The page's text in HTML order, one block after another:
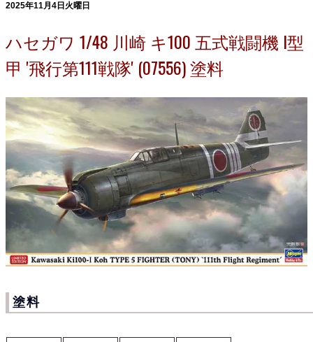
2025年11月4日火曜日
ハセガワ 1/48 川崎 キ100 五式戦闘機 I型
甲 '飛行第111戦隊' (07556) 塗料
塗料